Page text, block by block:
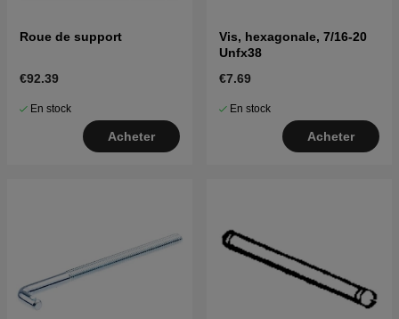
Roue de support
€92.39
En stock
Acheter
Vis, hexagonale, 7/16-20
Unfx38
€7.69
En stock
Acheter